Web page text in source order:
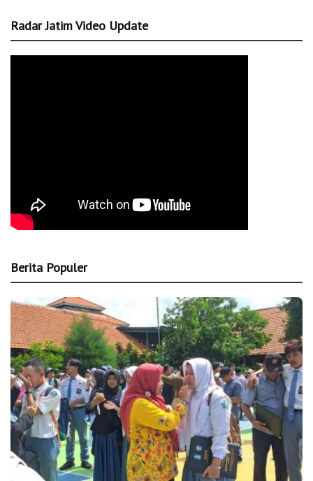
Radar Jatim Video Update
Berita Populer